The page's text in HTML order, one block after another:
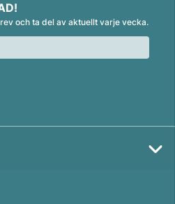
och ta del av aktuellt varje vecka.